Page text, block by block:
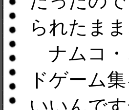
られたま
ナムコ・
ドゲーム